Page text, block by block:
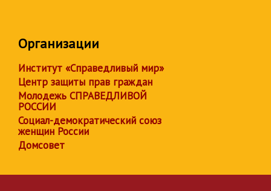
Организации
Институт «Справедливый мир»
Центр защиты прав граждан
Молодежь СПРАВЕДЛИВОЙ
РОССИИ
Социал-демократический союз
женщин России
Домсовет